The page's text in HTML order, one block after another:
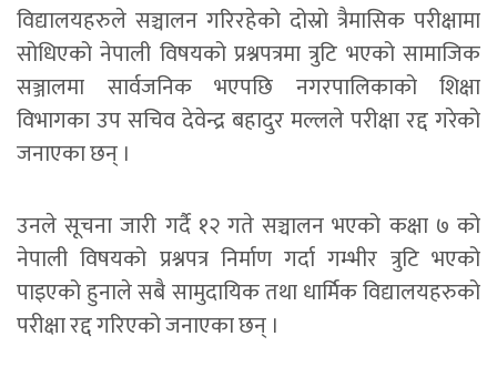
विद्यालयहरुले सञ्चालन गरिरहेको दोस्रो त्रैमासिक परीक्षामा
सोधिएको नेपाली विषयको प्रश्नपत्रमा त्रुटि भएको सामाजिक
सञ्जालमा सार्वजनिक भएपछि नगरपालिकाको शिक्षा
विभागका उप सचिव देवेन्द्र बहादुर मल्लले परीक्षा रद्द गरेको
जनाएका छन् ।
उनले सूचना जारी गर्दै १२ गते सञ्चालन भएको कक्षा ७ को
नेपाली विषयको प्रश्नपत्र निर्माण गर्दा गम्भीर त्रुटि भएको
पाइएको हुनाले सबै सामुदायिक तथा धार्मिक विद्यालयहरुको
परीक्षा रद्द गरिएको जनाएका छन् ।